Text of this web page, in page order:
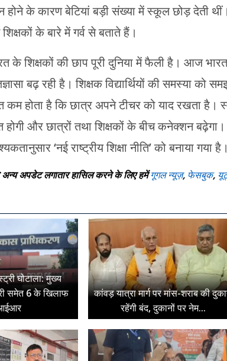
होने के कारण बेटियां बड़ी संख्या में स्कूल छोड़ देती
के बारे में गर्व से बताते हैं।
के शिक्षकों की छाप पूरी दुनिया में फैली है। आज
बढ़ रही है। शिक्षक विद्यार्थियों की समस्या
होता है कि छात्र अपने टीचर को याद रखता है।
और छात्रों तथा शिक्षकों के बीच कनेक्शन बढ़ेगा।
‘नई राष्ट्रीय शिक्षा नीति’ को बनाया गया है।
अपडेट लगातार हासिल करने के लिए हमेंगूगल न्यूज़, फेसबुक,
घोटाला: मुख्य
समेत 6 के खिलाफ
कांवड़ यात्रा मार्ग पर मांस-शराब की
रहेंगी बंद, दुकानों पर नेम...